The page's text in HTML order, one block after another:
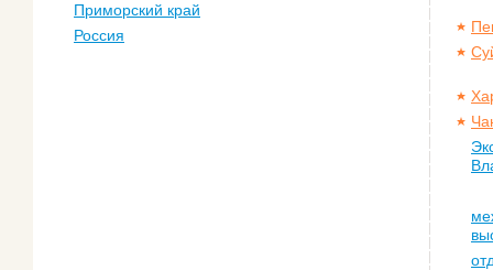
Приморский край
Россия